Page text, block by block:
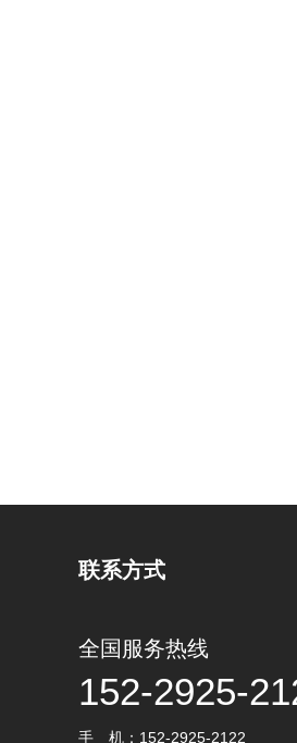
联系方式
全国服务热线
152-2925-
手 机：152-2925-2122